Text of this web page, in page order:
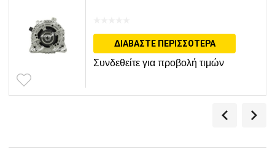
ΔΙΑΒΆΣΤΕ ΠΕΡΙΣΣΌΤΕΡΑ
Συνδεθείτε για προβολή τιμών